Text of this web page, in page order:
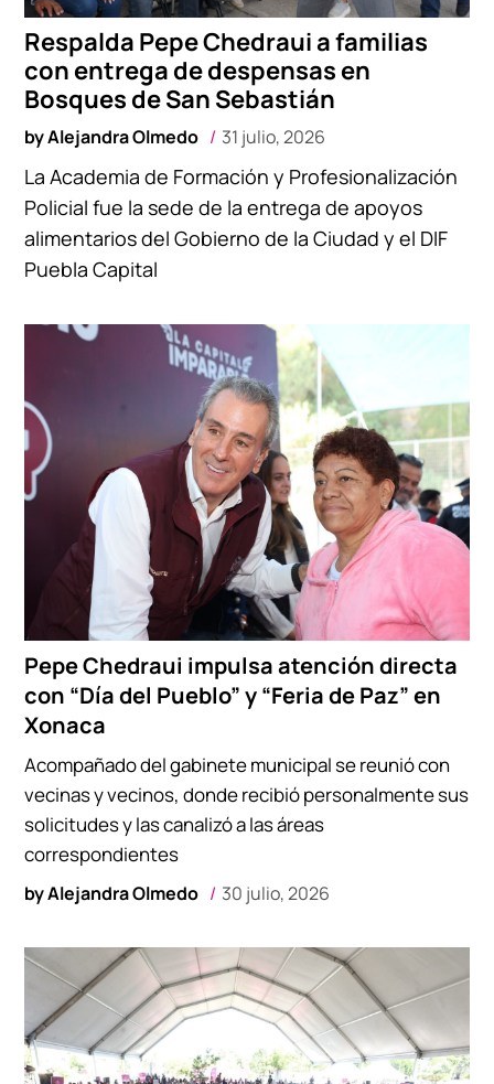
Respalda Pepe Chedraui a familias
con entrega de despensas en
Bosques de San Sebastián
byAlejandra Olmedo 31 julio, 2026
La Academia de Formación y Profesionalización
Policial fue la sede de la entrega de apoyos
alimentarios del Gobierno de la Ciudad y el DIF
Puebla Capital
Pepe Chedraui impulsa atención directa
con “Día del Pueblo” y “Feria de Paz” en
Xonaca
byAlejandra Olmedo 30 julio, 2026
Acompañado del gabinete municipal se reunió con
vecinas y vecinos, donde recibió personalmente sus
solicitudes y las canalizó a las áreas
correspondientes